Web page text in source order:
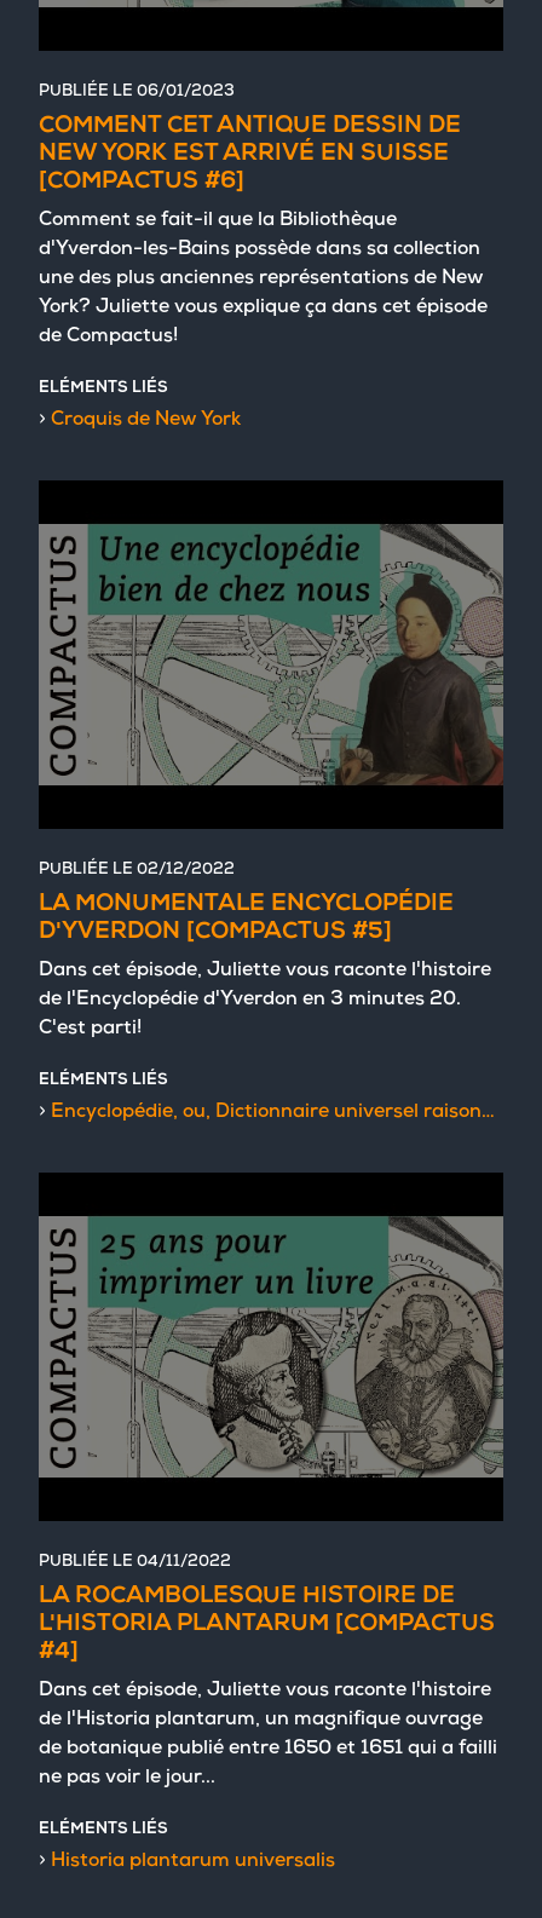
PUBLIÉE LE 06/01/2023
COMMENT CET ANTIQUE DESSIN DE
NEW YORK EST ARRIVÉ EN SUISSE
[COMPACTUS #6]
Comment se fait-il que la Bibliothèque
d'Yverdon-les-Bains possède dans sa collection
une des plus anciennes représentations de New
York? Juliette vous explique ça dans cet épisode
de Compactus!
ELÉMENTS LIÉS
Croquis de New York
PUBLIÉE LE 02/12/2022
LA MONUMENTALE ENCYCLOPÉDIE
D'YVERDON [COMPACTUS #5]
Dans cet épisode, Juliette vous raconte l'histoire
de l'Encyclopédie d'Yverdon en 3 minutes 20.
C'est parti!
ELÉMENTS LIÉS
Encyclopédie, ou, Dictionnaire universel raisonné des connoissances humaines / mis en ordre par M. De Félice
PUBLIÉE LE 04/11/2022
LA ROCAMBOLESQUE HISTOIRE DE
L'HISTORIA PLANTARUM [COMPACTUS
#4]
Dans cet épisode, Juliette vous raconte l'histoire
de l'Historia plantarum, un magnifique ouvrage
de botanique publié entre 1650 et 1651 qui a failli
ne pas voir le jour...
ELÉMENTS LIÉS
Historia plantarum universalis